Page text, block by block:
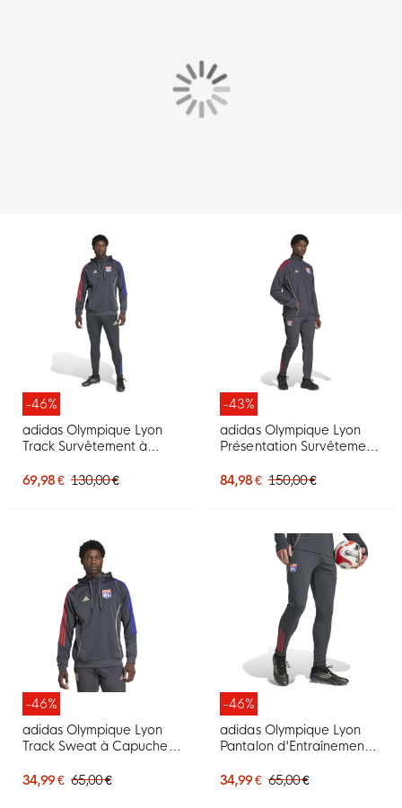
-46%
adidas Olympique Lyon
Track Survêtement à
Foncé Doré Rouge Bleu
69,98 € 130,00 €
-43%
adidas Olympique Lyon
Présentation Survêtement
Foncé Doré Rouge Bleu
84,98 € 150,00 €
-46%
adidas Olympique Lyon
Track Sweat à Capuche
Doré Rouge Bleu
34,99 € 65,00 €
-46%
adidas Olympique Lyon
Pantalon d'Entraînement
Doré Rouge Bleu
34,99 € 65,00 €